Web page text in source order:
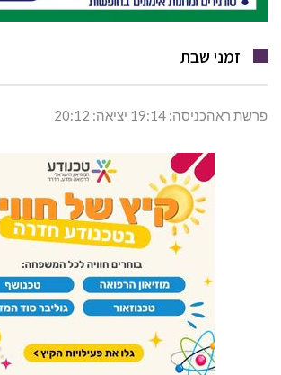
זמני שבת
פרשת ראהכניסה: 19:14 יציאה: 20:12